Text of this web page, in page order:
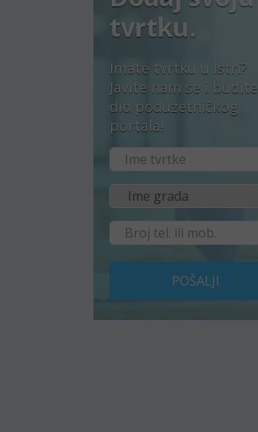
tvrtku.
Imate tvrtku u Istri?
Javite nam se i budite
dio poduzetničkog
portala!
POŠALJI